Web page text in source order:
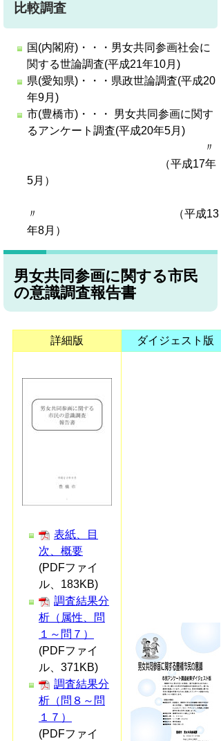
比較調査
国(内閣府)・・・男女共同参画社会に
関する世論調査(平成21年10月)
県(愛知県)・・・県政世論調査(平成20
年9月)
市(豊橋市)・・・ 男女共同参画に関す
るアンケート調査(平成20年5月)
〃
（平成17年
5月）
〃 （平成13
年8月）
男女共同参画に関する市民
の意識調査報告書
詳細版 ダイジェスト版
表紙、目
次、概要
(PDFファイ
ル、183KB)
調査結果分
析（属性、問
１～問７）
(PDFファイ
ル、371KB)
調査結果分
析（問８～問
１７）
(PDFファイ